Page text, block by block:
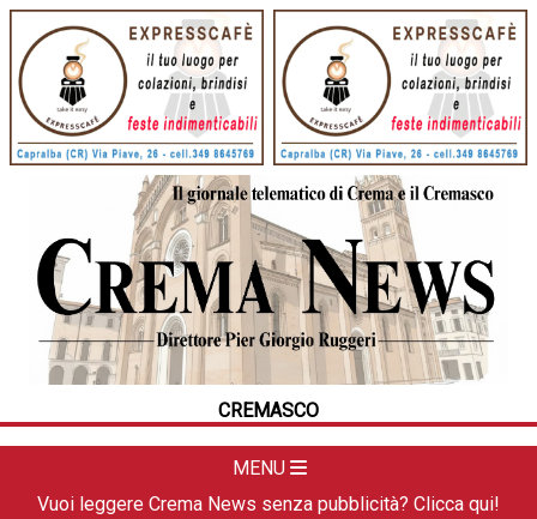
CREMASCO
MENU
HOME
CRONACA
POLITICA
LA FOTO
DAL TERRITORIO
Vuoi leggere Crema News senza pubblicità? Clicca qui!